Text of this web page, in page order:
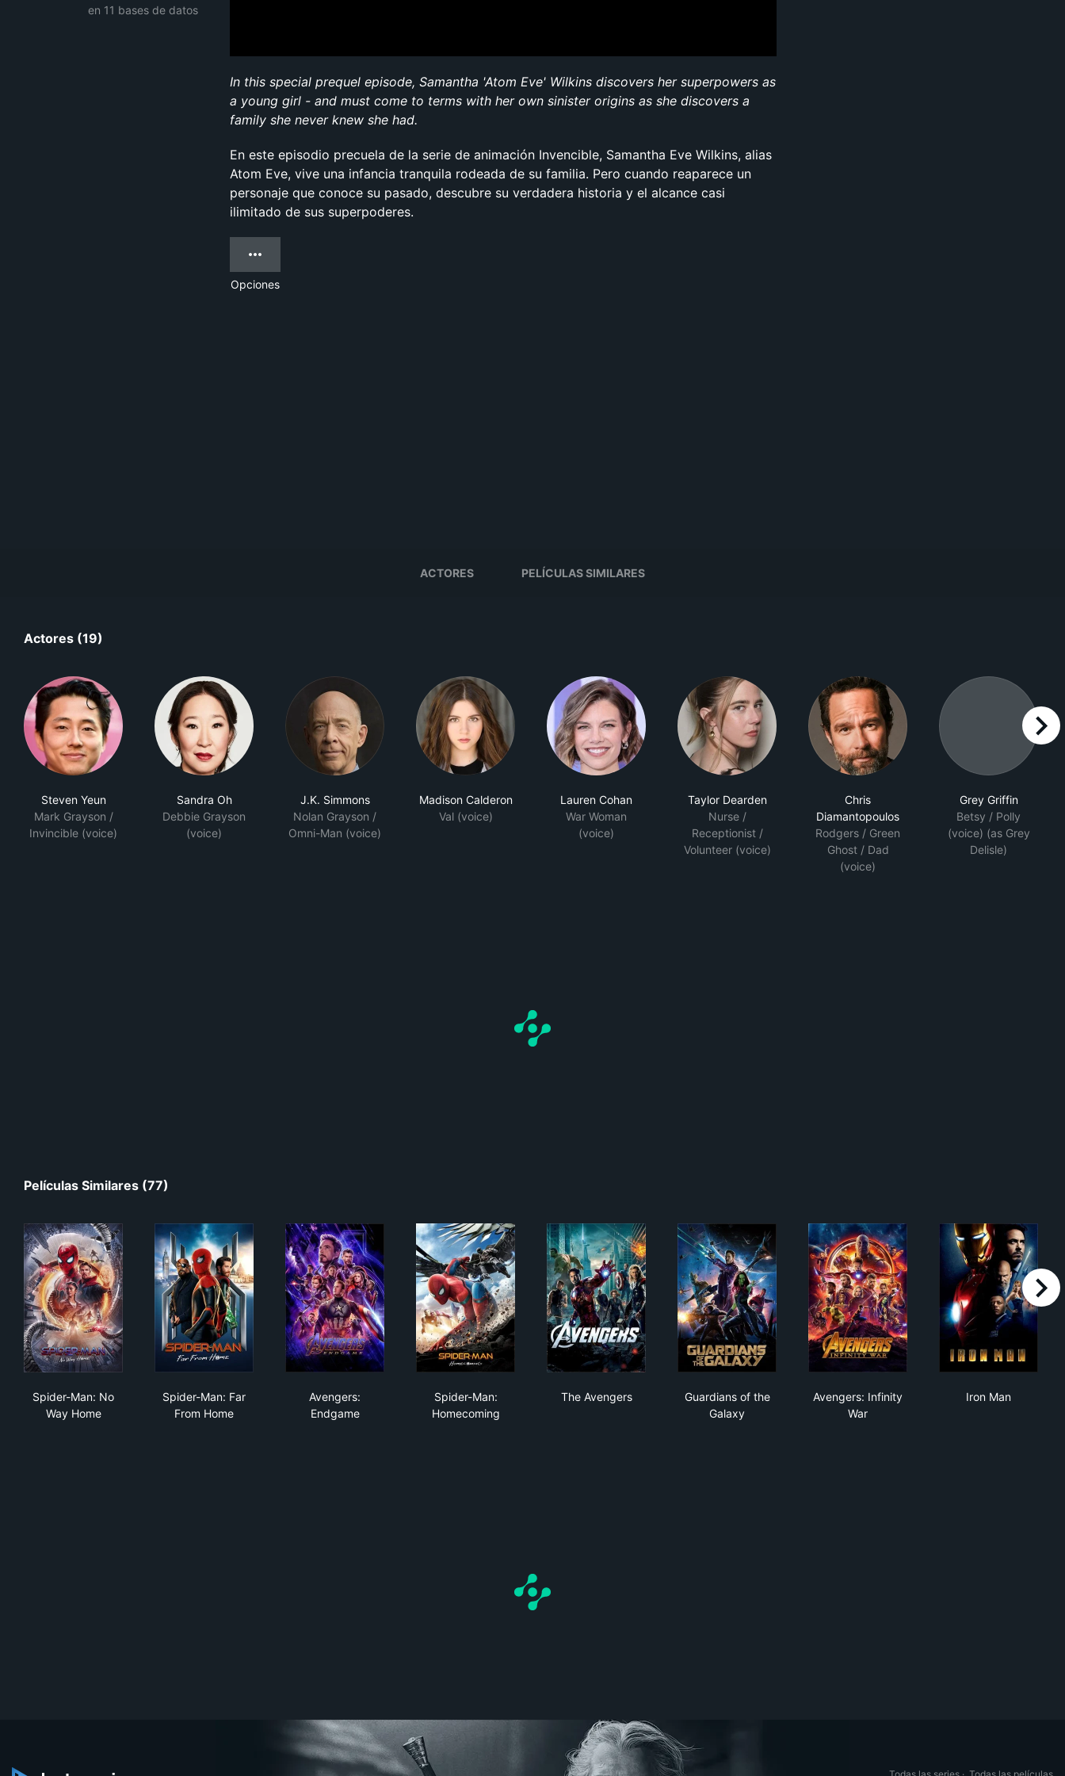
en 11 bases de datos
In this special prequel episode, Samantha 'Atom Eve' Wilkins discovers her superpowers as
a young girl - and must come to terms with her own sinister origins as she discovers a
family she never knew she had.
En este episodio precuela de la serie de animación Invencible, Samantha Eve Wilkins, alias
Atom Eve, vive una infancia tranquila rodeada de su familia. Pero cuando reaparece un
personaje que conoce su pasado, descubre su verdadera historia y el alcance casi
ilimitado de sus superpoderes.
Opciones
ACTORES PELÍCULAS SIMILARES
Actores (19)
Steven Yeun
Mark Grayson /
Invincible (voice)
Sandra Oh
Debbie Grayson
(voice)
J.K. Simmons
Nolan Grayson /
Omni-Man (voice)
Madison Calderon
Val (voice)
Lauren Cohan
War Woman
(voice)
Taylor Dearden
Nurse /
Receptionist /
Volunteer (voice)
Chris
Diamantopoulos
Rodgers / Green
Ghost / Dad
(voice)
Grey Griffin
Betsy / Polly
(voice) (as Grey
Delisle)
right
Películas Similares (77)
Spider-Man: No
Way Home
Spider-Man: Far
From Home
Avengers:
Endgame
Spider-Man:
Homecoming
The Avengers
Guardians of the
Galaxy
Avengers: Infinity
War
Iron Man
right